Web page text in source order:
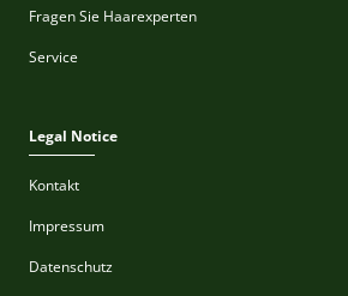
Fragen Sie Haarexperten
Service
Legal Notice
Kontakt
Impressum
Datenschutz